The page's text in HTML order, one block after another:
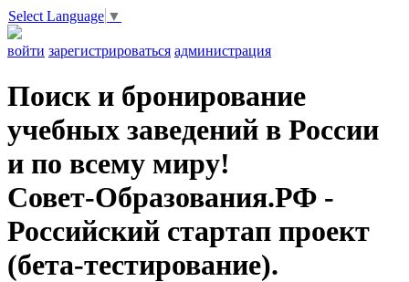
Select Language ▼
войти зарегистрироваться администрация
Поиск и бронирование
учебных заведений в России
и по всему миру!
Совет-Образования.РФ -
Российский стартап проект
(бета-тестирование).